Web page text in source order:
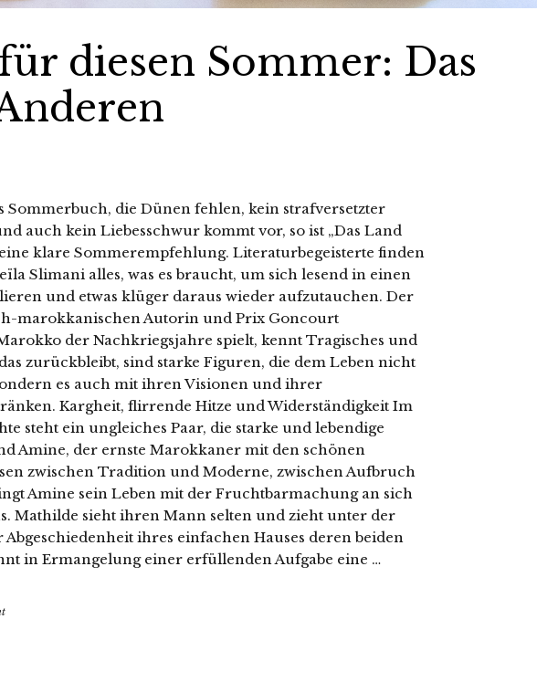
diesen Sommer: Das
Sommerbuch, die Dünen fehlen, kein strafversetzter
auch kein Liebesschwur kommt vor, so ist „Das Land
klare Sommerempfehlung. Literaturbegeisterte finden
Slimani alles, was es braucht, um sich lesend in einen
und etwas klüger daraus wieder aufzutauchen. Der
marokkanischen Autorin und Prix Goncourt
der Nachkriegsjahre spielt, kennt Tragisches und
zurückbleibt, sind starke Figuren, die dem Leben nicht
es auch mit ihren Visionen und ihrer
Kargheit, flirrende Hitze und Widerständigkeit Im
steht ein ungleiches Paar, die starke und lebendige
Amine, der ernste Marokkaner mit den schönen
zwischen Tradition und Moderne, zwischen Aufbruch
Amine sein Leben mit der Fruchtbarmachung an sich
Mathilde sieht ihren Mann selten und zieht unter der
ihres einfachen Hauses deren beiden
in Ermangelung einer erfüllenden Aufgabe eine …